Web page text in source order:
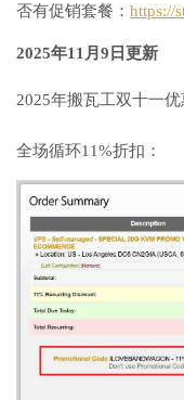
否有促销套餐： https://
2025年11月9日更新
2025年搬瓦工双十一优
全场循环11%折扣：